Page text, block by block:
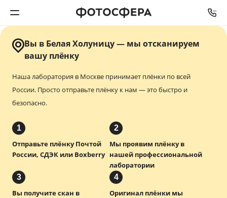
Печать фото
Фотокниги
Календари
Интерьерная печать
Фотоподарки
Багетная мастерская
Вы в Белая Холуницу — мы отсканируем
вашу плёнку
Наша лаборатория в Москве принимает плёнки по всей
России. Просто отправьте плёнку к нам — это быстро и
безопасно.
1
Отправьте плёнку Почтой
России, СДЭК или Boxberry
2
Мы проявим плёнку в
нашей профессиональной
лаборатории
3
Вы получите скан в
4
Оригинал плёнки мы